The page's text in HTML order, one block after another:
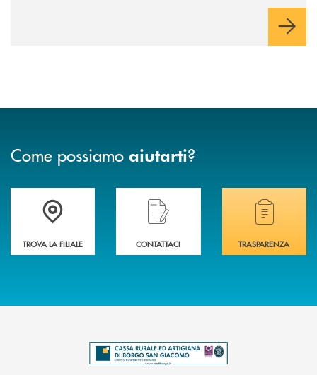
Come possiamo aiutarti?
Trova la filiale più vicina a te .
TROVA LA FILIALE
Hai bisogno di assistenza immediata?
CONTATTACI
Hai bisogno di
TRASPARENZA